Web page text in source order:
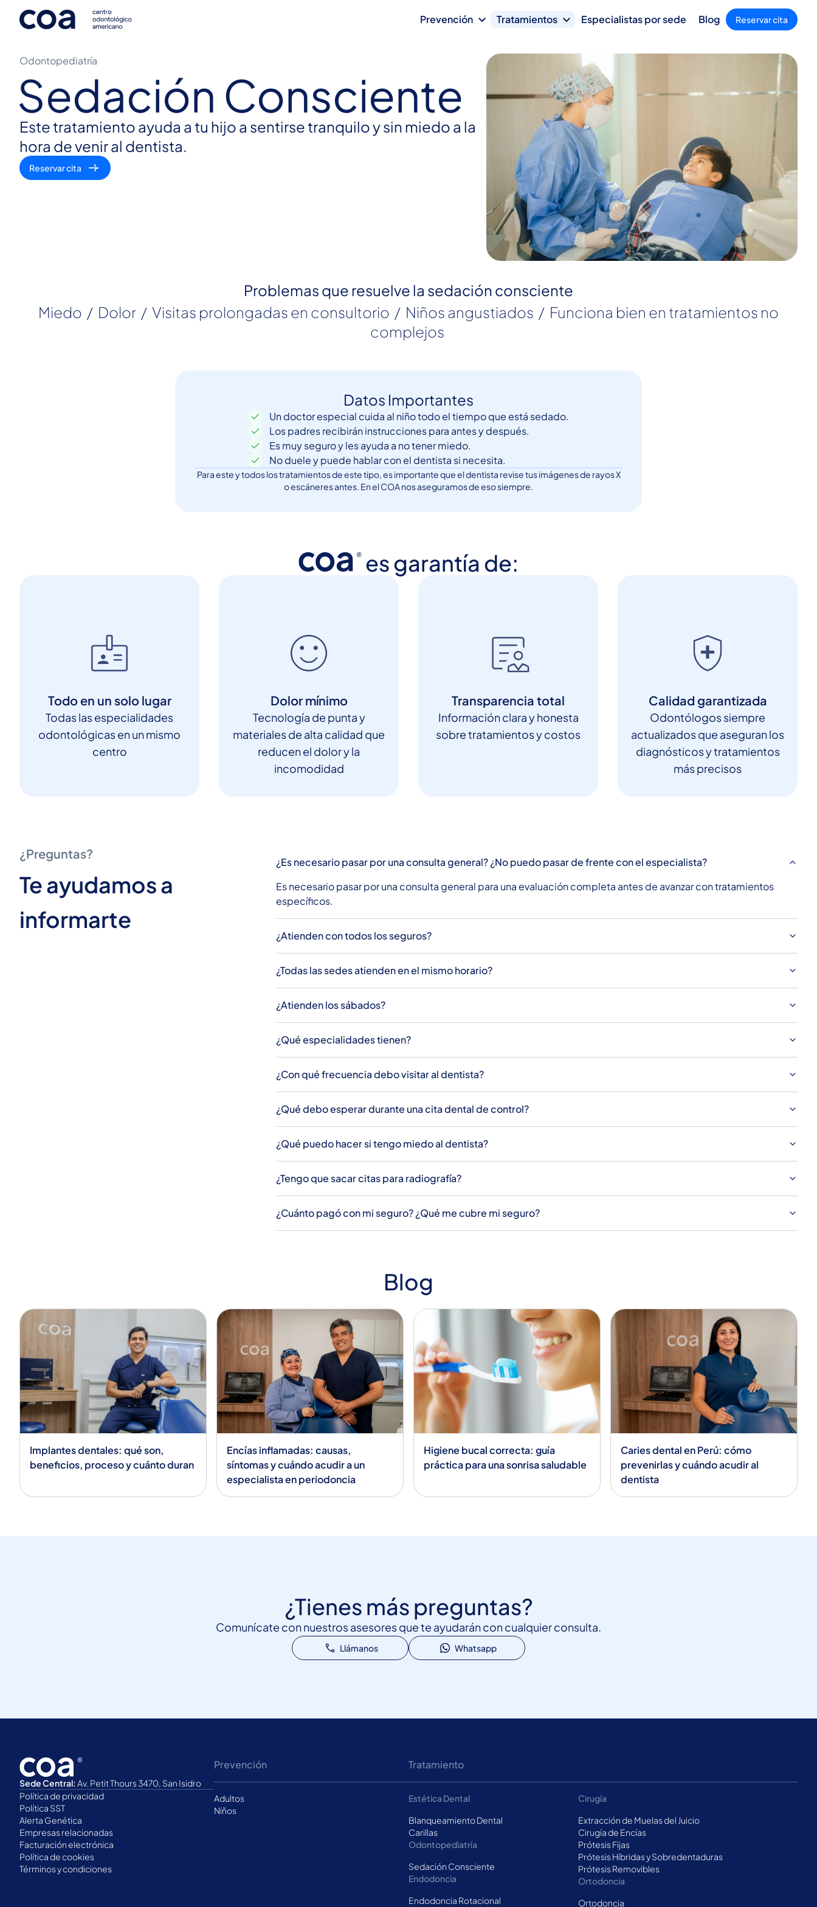
Prevención Tratamientos Especialistas por sede Blog Reservar cita
Odontopediatría
Sedación Consciente
Este tratamiento ayuda a tu hijo a sentirse tranquilo y sin miedo a la
hora de venir al dentista.
Reservar cita
Problemas que resuelve la sedación consciente
complejos
Datos Importantes
Un doctor especial cuida al niño todo el tiempo que está sedado.
Los padres recibirán instrucciones para antes y después.
Es muy seguro y les ayuda a no tener miedo.
No duele y puede hablar con el dentista si necesita.
Para este y todos los tratamientos de este tipo, es importante que el dentista revise tus imágenes de rayos X
o escáneres antes. En el COA nos aseguramos de eso siempre.
es garantía de:
Todo en un solo lugar
Todas las especialidades
odontológicas en un mismo
centro
Dolor mínimo
Tecnología de punta y
materiales de alta calidad que
reducen el dolor y la
incomodidad
Transparencia total
Información clara y honesta
sobre tratamientos y costos
Calidad garantizada
Odontólogos siempre
actualizados que aseguran los
diagnósticos y tratamientos
más precisos
¿Preguntas?
Te ayudamos a
informarte
¿Es necesario pasar por una consulta general? ¿No puedo pasar de frente con el especialista?
Es necesario pasar por una consulta general para una evaluación completa antes de avanzar con tratamientos
específicos.
¿Atienden con todos los seguros?
¿Todas las sedes atienden en el mismo horario?
¿Atienden los sábados?
¿Qué especialidades tienen?
¿Con qué frecuencia debo visitar al dentista?
¿Qué debo esperar durante una cita dental de control?
¿Qué puedo hacer si tengo miedo al dentista?
¿Tengo que sacar citas para radiografía?
¿Cuánto pagó con mi seguro? ¿Qué me cubre mi seguro?
Blog
Implantes dentales: qué son,
beneficios, proceso y cuánto duran
Encías inflamadas: causas,
síntomas y cuándo acudir a un
especialista en periodoncia
Higiene bucal correcta: guía
práctica para una sonrisa saludable
Caries dental en Perú: cómo
prevenirlas y cuándo acudir al
dentista
¿Tienes más preguntas?
Comunícate con nuestros asesores que te ayudarán con cualquier consulta.
Llámanos Whatsapp
Sede Central:Av. Petit Thours 3470, San Isidro
Política de privacidad
Política SST
Alerta Genética
Empresas relacionadas
Facturación electrónica
Política de cookies
Términos y condiciones
Prevención
Adultos
Niños
Tratamiento
Estética Dental
Blanqueamiento Dental
Carillas
Odontopediatría
Sedación Consciente
Endodoncia
Endodoncia Rotacional
Cirugía
Extracción de Muelas del Juicio
Cirugía de Encías
Prótesis Fijas
Prótesis Híbridas y Sobredentaduras
Prótesis Removibles
Ortodoncia
Ortodoncia